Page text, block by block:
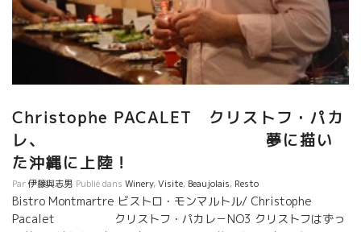
Christophe PACALET クリストフ・パカ
レ、 夢に描い
た沖縄に上陸！
Par伊藤與志男 Publié dans Winery,Visite, Beaujolais, Resto
Bistro Montmartre ビストロ・モンマルトル/ Christophe
Pacalet クリストフ・パカレ－NO3 クリストフはずっ